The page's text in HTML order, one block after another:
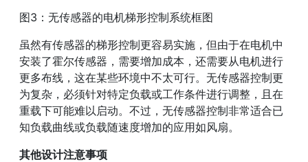
图3：无传感器的电机梯形控制系统框图
虽然有传感器的梯形控制更容易实施，但由于在电机中
安装了霍尔传感器，需要增加成本，还需要从电机进行
更多布线，这在某些环境中不太可行。无传感器控制更
为复杂，必须针对特定负载或工作条件进行调整，且在
重载下可能难以启动。不过，无传感器控制非常适合已
知负载曲线或负载随速度增加的应用如风扇。
其他设计注意事项